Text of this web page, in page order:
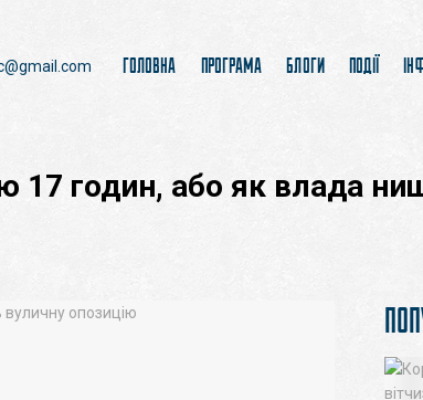
ГОЛОВНА ПРОГРАМА БЛОГИ ПОДІЇ
17 годин, або як влада